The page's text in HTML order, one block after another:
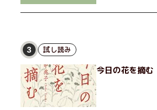
3 試し読み
今日の花を摘む